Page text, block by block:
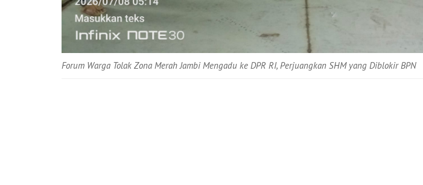
Forum Warga Tolak Zona Merah Jambi Mengadu ke DPR RI, Perjuangkan SHM yang Diblokir BPN